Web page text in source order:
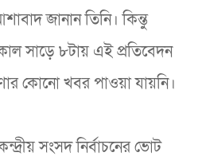
জানান তিনি। কিন্তু
সাড়ে ৮টায় এই প্রতিবেদন
কোনো খবর পাওয়া যায়নি।
সংসদ নির্বাচনের ভোট